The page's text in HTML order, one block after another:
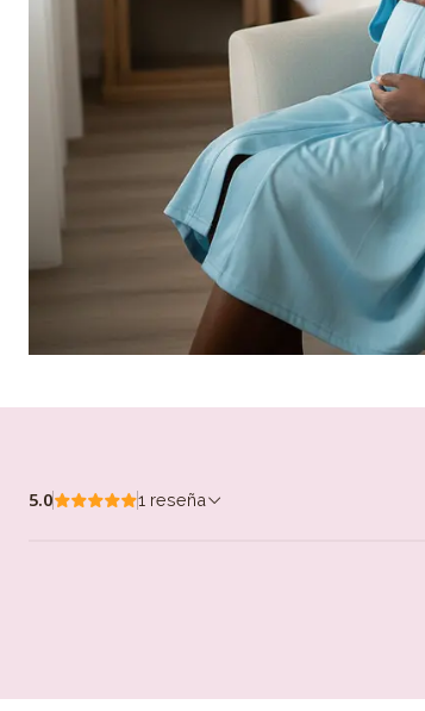
5.0 1 reseña